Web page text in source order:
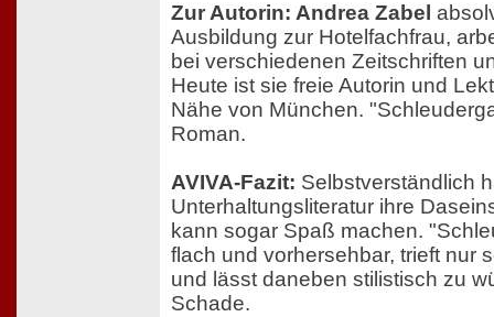
Zur Autorin: Andrea Zabel
Ausbildung zur Hotelfachfrau,
bei verschiedenen Zeitschriften
Heute ist sie freie Autorin und
Nähe von München.
Roman.
AVIVA-Fazit: Selbstverständlich
Unterhaltungsliteratur ihre
kann sogar Spaß machen.
flach und vorhersehbar, trieft nur
und lässt daneben stilistisch zu
Schade.